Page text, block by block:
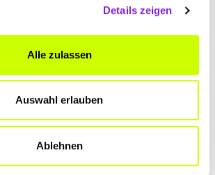
Details zeigen
Alle zulassen
Auswahl erlauben
Ablehnen